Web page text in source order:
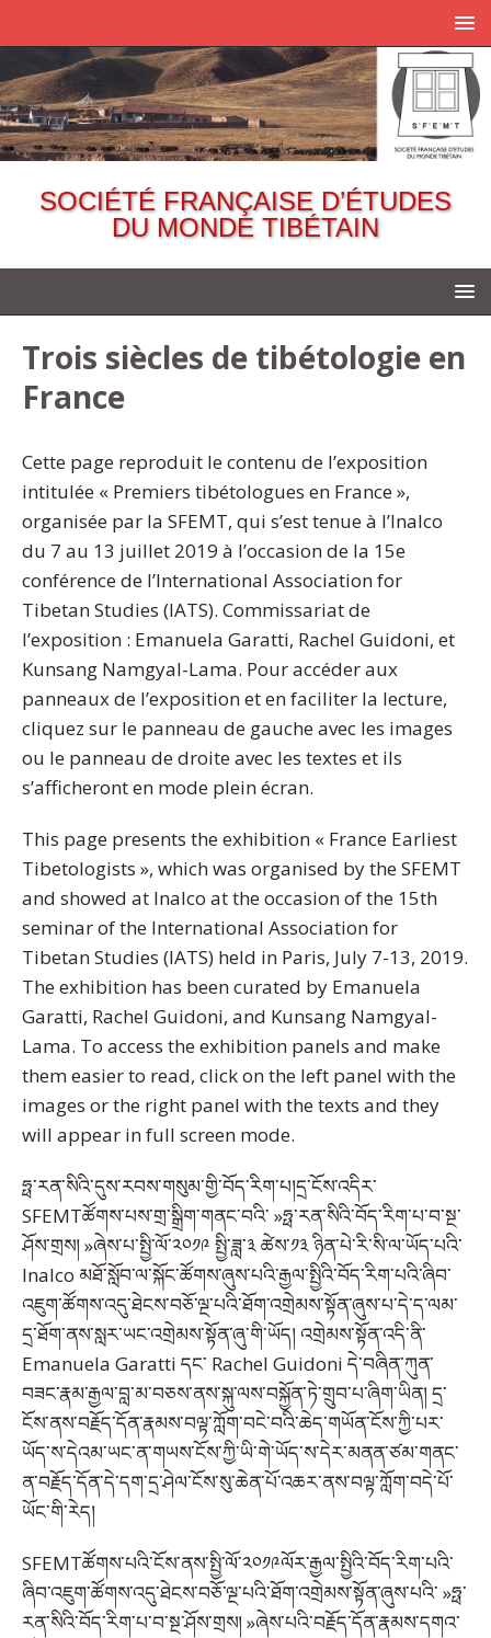
SOCIÉTÉ FRANÇAISE D’ÉTUDES
DU MONDE TIBÉTAIN
Trois siècles de tibétologie en
France
Cette page reproduit le contenu de l’exposition
intitulée « Premiers tibétologues en France »,
organisée par la SFEMT, qui s’est tenue à l’Inalco
du 7 au 13 juillet 2019 à l’occasion de la 15e
conférence de l’International Association for
Tibetan Studies (IATS). Commissariat de
l’exposition : Emanuela Garatti, Rachel Guidoni, et
Kunsang Namgyal-Lama. Pour accéder aux
panneaux de l’exposition et en faciliter la lecture,
cliquez sur le panneau de gauche avec les images
ou le panneau de droite avec les textes et ils
s’afficheront en mode plein écran.
This page presents the exhibition « France Earliest
Tibetologists », which was organised by the SFEMT
and showed at Inalco at the occasion of the 15th
seminar of the International Association for
Tibetan Studies (IATS) held in Paris, July 7-13, 2019.
The exhibition has been curated by Emanuela
Garatti, Rachel Guidoni, and Kunsang Namgyal-
Lama. To access the exhibition panels and make
them easier to read, click on the left panel with the
images or the right panel with the texts and they
will appear in full screen mode.
ཧྥ་རན་སིའི་དུས་རབས་གསུམ་གྱི་བོད་རིག་པ།དྲ་ངོས་འདིར་
SFEMTཚོགས་པས་གྲ་སྒྲིག་གནང་བའི་ »ཧྥ་རན་སིའི་བོད་རིག་པ་བ་སྔ་
ཤོས་གྲས། »ཞེས་པ་སྤྱི་ལོ་༢༠༡༩ སྤྱི་ཟླ་༣ ཚེས་༡༣ ཉིན་པེ་རི་སི་ལ་ཡོད་པའི་
Inalco མཐོ་སློབ་ལ་སྐོང་ཚོགས་ཞུས་པའི་རྒྱལ་སྤྱིའི་བོད་རིག་པའི་ཞིབ་
འཇུག་ཚོགས་འདུ་ཐེངས་བཅོ་ལྔ་པའི་ཐོག་འགྲེམས་སྟོན་ཞུས་པ་དེ་ད་ལམ་
དྲ་ཐོག་ནས་སླར་ཡང་འགྲེམས་སྟོན་ཞུ་གི་ཡོད། འགྲེམས་སྟོན་འདི་ནི་
Emanuela Garatti དང་ Rachel Guidoni དེ་བཞིན་ཀུན་
བཟང་རྣམ་རྒྱལ་བླ་མ་བཅས་ནས་སྐུ་ལས་བསྐྱོན་ཏེ་གྲུབ་པ་ཞིག་ཡིན། དྲ་
ངོས་ནས་བརྗོད་དོན་རྣམས་བལྟ་ཀློག་བངེ་བའི་ཆེད་གཡོན་ངོས་ཀྱི་པར་
ཡོད་ས་དེའམ་ཡང་ན་གཡས་ངོས་ཀྱི་ཡི་གེ་ཡོད་ས་དེར་མནན་ཙམ་གནང་
ན་བརྗོད་དོན་དེ་དག་དྲ་ཤེལ་ངོས་སུ་ཆེན་པོ་འཆར་ནས་བལྟ་ཀློག་བདེ་པོ་
ཡོང་གི་རེད།
SFEMTཚོགས་པའི་ངོས་ནས་སྤྱི་ལོ་༢༠༡༩ལོར་རྒྱལ་སྤྱིའི་བོད་རིག་པའི་
ཞིབ་འཇུག་ཚོགས་འདུ་ཐེངས་བཅོ་ལྔ་པའི་ཐོག་འགྲེམས་སྟོན་ཞུས་པའི་ »ཧྥ་
རན་སིའི་བོད་རིག་པ་བ་སྔ་ཤོས་གྲས། »ཞེས་པའི་བརྗོད་དོན་རྣམས་དགའ་